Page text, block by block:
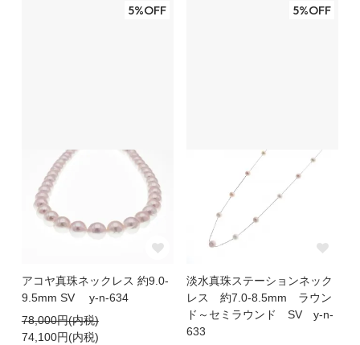
5%OFF
アコヤ真珠ネックレス 約9.0-
9.5mm SV y-n-634
78,000円(内税)
74,100円(内税)
5%OFF
淡水真珠ステーションネック
レス 約7.0-8.5mm ラウン
ド～セミラウンド SV y-n-
633